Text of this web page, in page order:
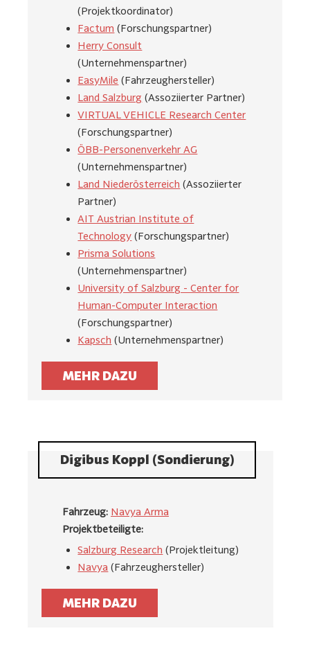
(Projektkoordinator)
Factum (Forschungspartner)
Herry Consult
(Unternehmenspartner)
EasyMile (Fahrzeughersteller)
Land Salzburg (Assoziierter Partner)
VIRTUAL VEHICLE Research Center
(Forschungspartner)
ÖBB-Personenverkehr AG
(Unternehmenspartner)
Land Niederösterreich (Assoziierter
Partner)
AIT Austrian Institute of
Technology (Forschungspartner)
Prisma Solutions
(Unternehmenspartner)
University of Salzburg - Center for
Human-Computer Interaction
(Forschungspartner)
Kapsch (Unternehmenspartner)
MEHR DAZU
Digibus Koppl (Sondierung)
Fahrzeug: Navya Arma
Projektbeteiligte:
Salzburg Research (Projektleitung)
Navya (Fahrzeughersteller)
MEHR DAZU